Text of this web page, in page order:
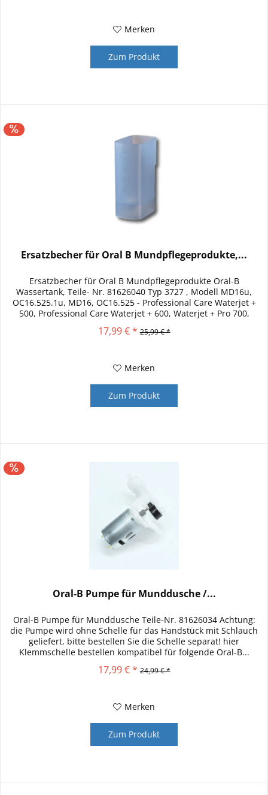
Merken
Zum Produkt
Ersatzbecher für Oral B Mundpflegeprodukte,...
Ersatzbecher für Oral B Mundpflegeprodukte Oral-B
Wassertank, Teile- Nr. 81626040 Typ 3727 , Modell MD16u,
OC16.525.1u, MD16, OC16.525 - Professional Care Waterjet +
500, Professional Care Waterjet + 600, Waterjet + Pro 700,
17,99 € * 25,99 € *
Merken
Zum Produkt
Oral-B Pumpe für Munddusche /...
Oral-B Pumpe für Munddusche Teile-Nr. 81626034 Achtung:
die Pumpe wird ohne Schelle für das Handstück mit Schlauch
geliefert, bitte bestellen Sie die Schelle separat! hier
Klemmschelle bestellen kompatibel für folgende Oral-B...
17,99 € * 24,99 € *
Merken
Zum Produkt